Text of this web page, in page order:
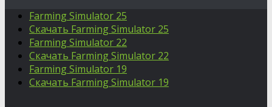
Farming Simulator 25
Скачать Farming Simulator 25
Farming Simulator 22
Скачать Farming Simulator 22
Farming Simulator 19
Скачать Farming Simulator 19